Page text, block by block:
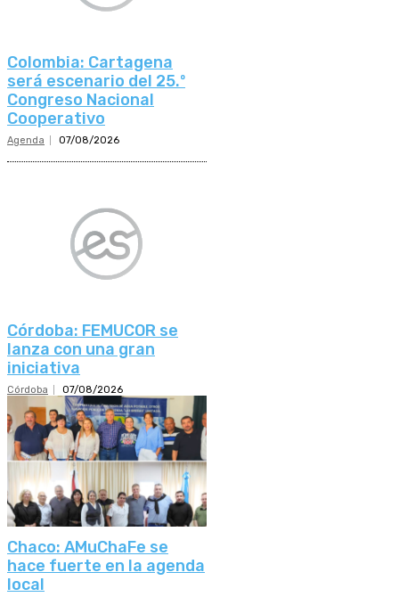
Colombia: Cartagena
será escenario del 25.º
Congreso Nacional
Cooperativo
Agenda 07/08/2026
Córdoba: FEMUCOR se
lanza con una gran
iniciativa
Córdoba 07/08/2026
Chaco: AMuChaFe se
hace fuerte en la agenda
local